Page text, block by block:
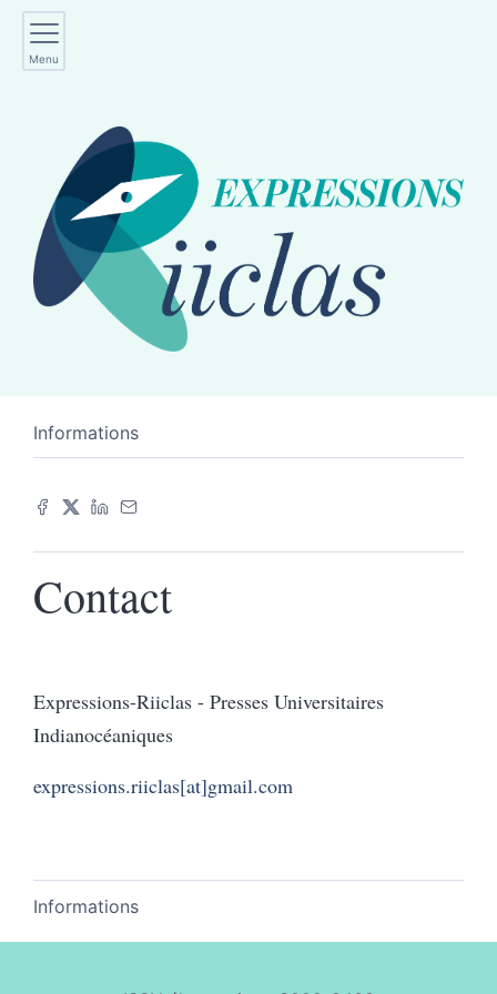
Menu
Informations
Contact
Expressions-Riiclas - Presses Universitaires
Indianocéaniques
expressions.riiclas[at]gmail.com
Informations